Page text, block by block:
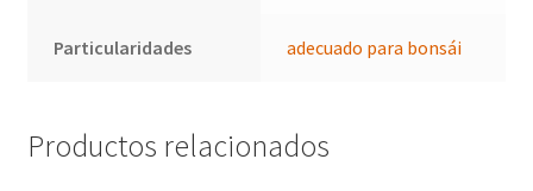
Particularidades adecuado para bonsái
Productos relacionados